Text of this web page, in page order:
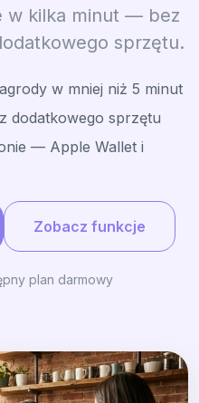
w kilka minut — bez
sprzętu.
w mniej niż 5 minut
dodatkowego sprzętu
— Apple Wallet i
Zobacz funkcje
plan darmowy